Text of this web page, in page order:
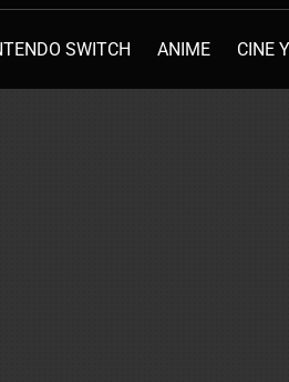
SWITCH ANIME CINE